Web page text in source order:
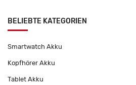
BELIEBTE KATEGORIEN
Smartwatch Akku
Kopfhörer Akku
Tablet Akku